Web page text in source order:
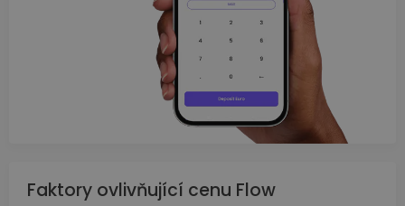
Faktory ovlivňující cenu Flow